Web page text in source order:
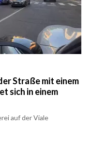
Straße mit einem
sich in einem
auf der Viale